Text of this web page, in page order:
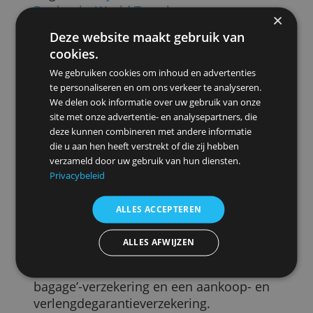
De best scorende kredietkaarten voor
een gezin
Het gezin van vier gaat tien dagen naar
Amerika. Daar betalen ze het meeste met
hun kaart; ze halen ook geld af om kleine
dingen cash te kunnen betalen. De limiet
van de kaart is voor hen het belangrijkst;
ze kijken ook naar de inbegrepen
verzekeringen. De prijs of de
wisselkoersopslag kan hen minder
Als we naar de standaardlimiet kijken
scorenBeobanks Visa GoldenCrelans
Visa Goldgoed: je kunt er respectievelijk